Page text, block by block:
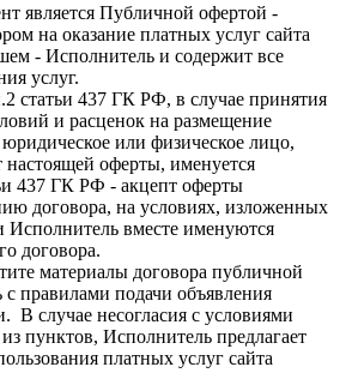
является Публичной офертой -
на оказание платных услуг сайта
- Исполнитель и содержит все
услуг.
статьи 437 ГК РФ, в случае принятия
и расценок на размещение
или физическое лицо,
настоящей оферты, именуется
437 ГК РФ - акцепт оферты
договора, на условиях, изложенных
Исполнитель вместе именуются
договора.
материалы договора публичной
с правилами подачи объявления
В случае несогласия с условиями
пунктов, Исполнитель предлагает
платных услуг сайта